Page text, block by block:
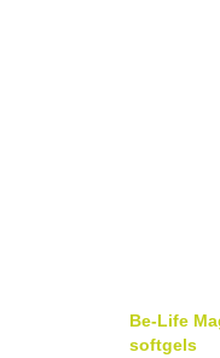
Be-Life
softgels